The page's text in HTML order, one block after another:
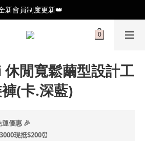
新會員制度更新👑
新會員制度更新👑
LINE🥰最新優惠資訊不錯過
休閒寬鬆繭型設計工
(卡.深藍)
優惠 🎉
現抵$200⏰